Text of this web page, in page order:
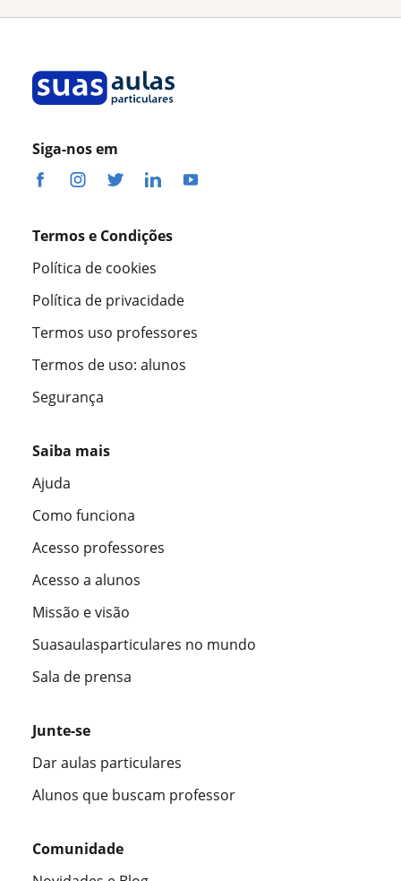
Siga-nos em
Termos e Condições
Política de cookies
Política de privacidade
Termos uso professores
Termos de uso: alunos
Segurança
Saiba mais
Ajuda
Como funciona
Acesso professores
Acesso a alunos
Missão e visão
Suasaulasparticulares no mundo
Sala de prensa
Junte-se
Dar aulas particulares
Alunos que buscam professor
Comunidade